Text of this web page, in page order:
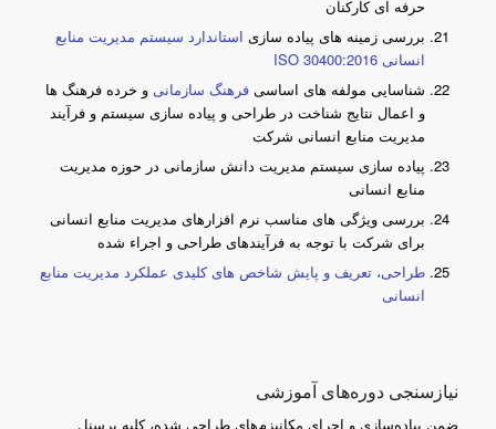
حرفه ای کارکنان
بررسی زمینه های پیاده سازی استاندارد سیستم مدیریت منابع
انسانی ISO 30400:2016
شناسایی مولفه های اساسی فرهنگ سازمانیو خرده فرهنگ ها
و اعمال نتایج شناخت در طراحی و پیاده سازی سیستم و فرآیند
مدیریت منابع انسانی شرکت
پیاده سازی سیستم مدیریت دانش سازمانی در حوزه مدیریت
منابع انسانی
بررسی ویژگی های مناسب نرم افزارهای مدیریت منابع انسانی
برای شرکت با توجه به فرآیندهای طراحی و اجراء شده
طراحی، تعریف و پایش شاخص های کلیدی عملکرد مدیریت منابع
انسانی
نیازسنجی دوره‌های آموزشی
ضمن پیاده‌سازی و اجرای مکانیزم‌های طراحی شده، کلیه پرسنل